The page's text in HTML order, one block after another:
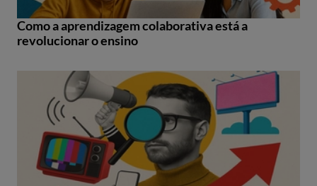
Como a aprendizagem colaborativa está a
revolucionar o ensino